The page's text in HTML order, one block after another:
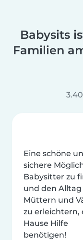
Babysits
Familien
Eine schöne
sichere
Babysitter zu
und den Alltag
Müttern und
zu erleichtern,
Hause Hilfe
benötigen!